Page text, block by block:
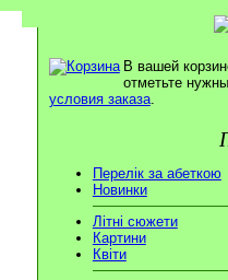
В вашей
отметьте
условия заказа.
Перелік за абеткою
Новинки
Літні сюжети
Картини
Квіти